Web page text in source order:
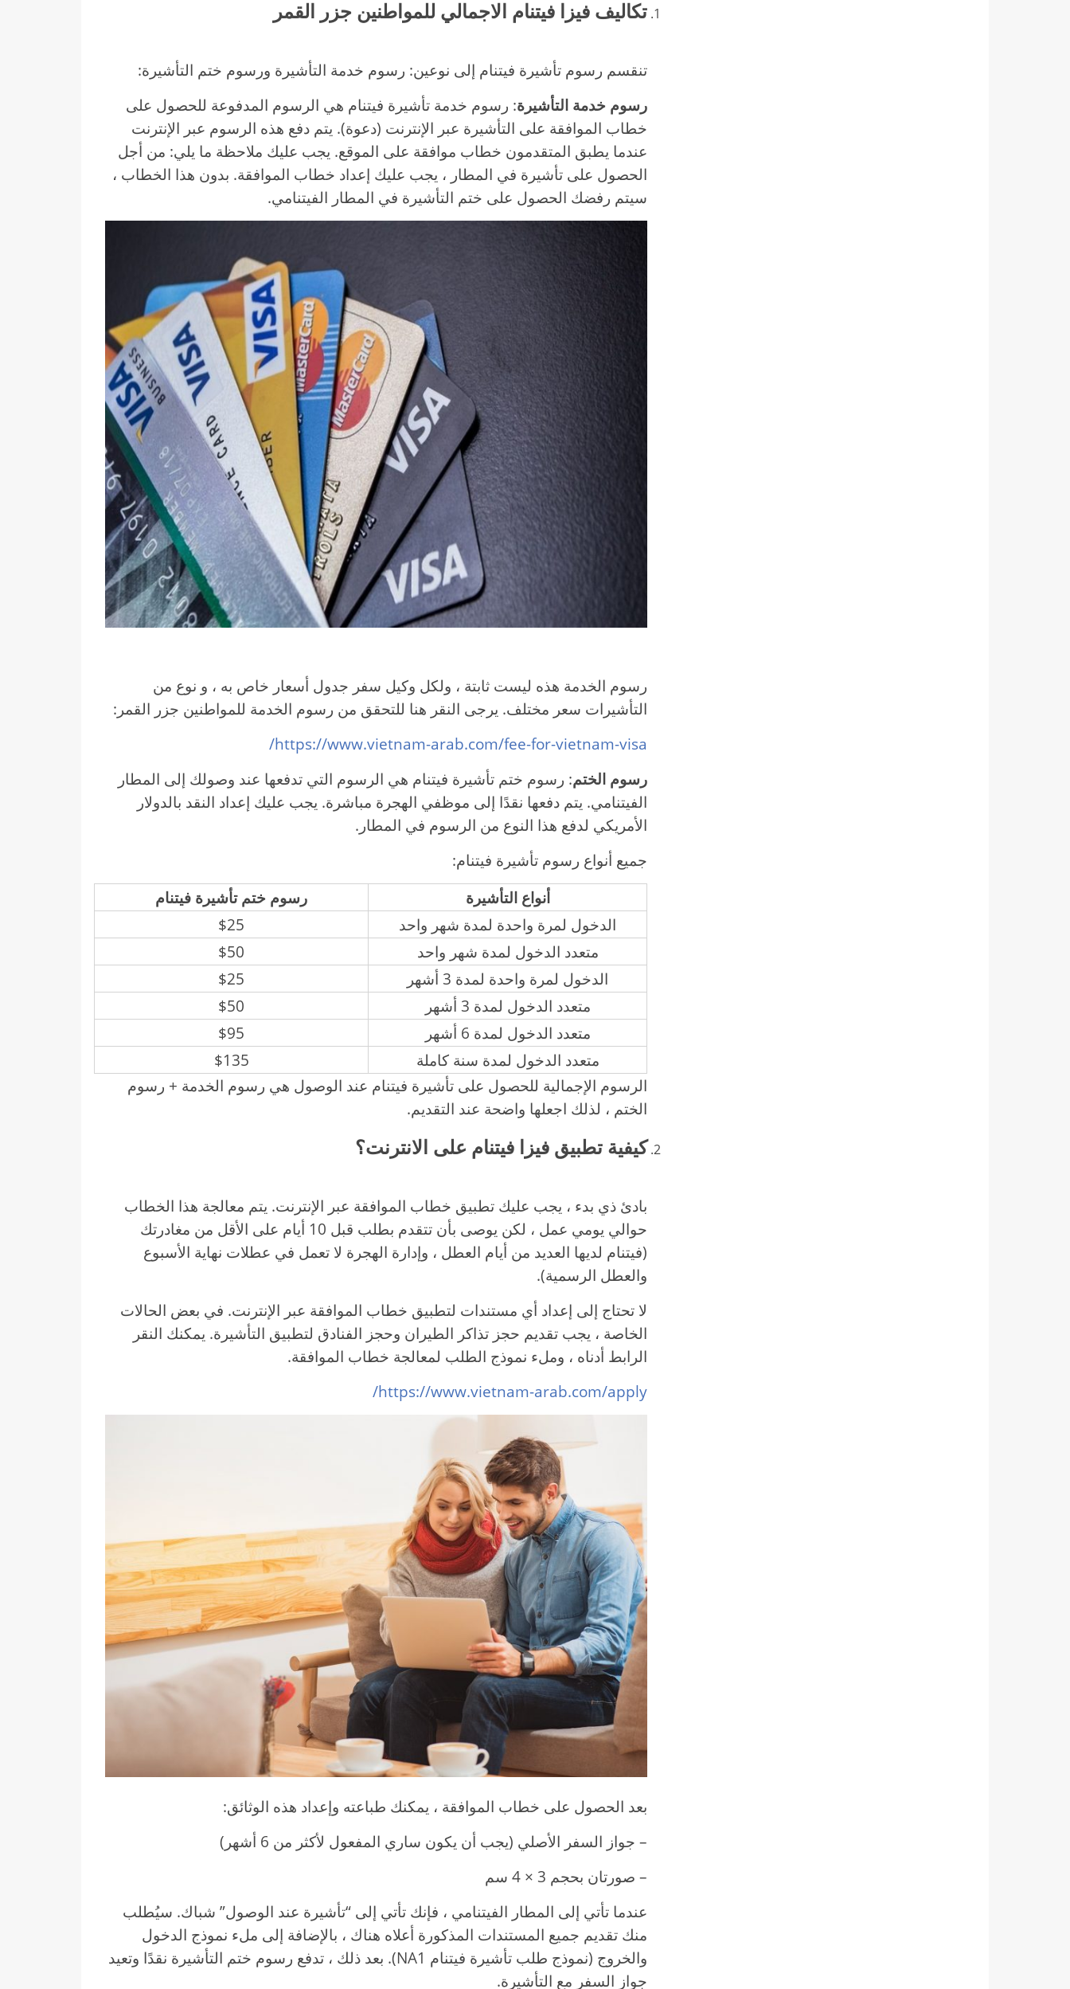
تكاليف فيزا فيتنام الاجمالي للمواطنين جزر القمر
تنقسم رسوم تأشيرة فيتنام إلى نوعين: رسوم خدمة التأشيرة ورسوم ختم التأشيرة:
رسوم خدمة التأشيرة: رسوم خدمة تأشيرة فيتنام هي الرسوم المدفوعة للحصول على
خطاب الموافقة على التأشيرة عبر الإنترنت (دعوة). يتم دفع هذه الرسوم عبر الإنترنت
عندما يطبق المتقدمون خطاب موافقة على الموقع. يجب عليك ملاحظة ما يلي: من أجل
الحصول على تأشيرة في المطار ، يجب عليك إعداد خطاب الموافقة. بدون هذا الخطاب ،
سيتم رفضك الحصول على ختم التأشيرة في المطار الفيتنامي.
رسوم الخدمة هذه ليست ثابتة ، ولكل وكيل سفر جدول أسعار خاص به ، و نوع من
التأشيرات سعر مختلف. يرجى النقر هنا للتحقق من رسوم الخدمة للمواطنين جزر القمر:
https://www.vietnam-arab.com/fee-for-vietnam-visa/
رسوم الختم: رسوم ختم تأشيرة فيتنام هي الرسوم التي تدفعها عند وصولك إلى المطار
الفيتنامي. يتم دفعها نقدًا إلى موظفي الهجرة مباشرة. يجب عليك إعداد النقد بالدولار
الأمريكي لدفع هذا النوع من الرسوم في المطار.
جميع أنواع رسوم تأشيرة فيتنام:
أنواع التأشيرة
رسوم ختم تأشيرة فيتنام
الدخول لمرة واحدة لمدة شهر واحد
$25
متعدد الدخول لمدة شهر واحد
$50
الدخول لمرة واحدة لمدة 3 أشهر
$25
متعدد الدخول لمدة 3 أشهر
$50
متعدد الدخول لمدة 6 أشهر
$95
متعدد الدخول لمدة سنة كاملة
$135
الرسوم الإجمالية للحصول على تأشيرة فيتنام عند الوصول هي رسوم الخدمة + رسوم
الختم ، لذلك اجعلها واضحة عند التقديم.
كيفية تطبيق فيزا فيتنام على الانترنت؟
بادئ ذي بدء ، يجب عليك تطبيق خطاب الموافقة عبر الإنترنت. يتم معالجة هذا الخطاب
حوالي يومي عمل ، لكن يوصى بأن تتقدم بطلب قبل 10 أيام على الأقل من مغادرتك
(فيتنام لديها العديد من أيام العطل ، وإدارة الهجرة لا تعمل في عطلات نهاية الأسبوع
والعطل الرسمية).
لا تحتاج إلى إعداد أي مستندات لتطبيق خطاب الموافقة عبر الإنترنت. في بعض الحالات
الخاصة ، يجب تقديم حجز تذاكر الطيران وحجز الفنادق لتطبيق التأشيرة. يمكنك النقر
الرابط أدناه ، وملء نموذج الطلب لمعالجة خطاب الموافقة.
https://www.vietnam-arab.com/apply/
بعد الحصول على خطاب الموافقة ، يمكنك طباعته وإعداد هذه الوثائق:
– جواز السفر الأصلي (يجب أن يكون ساري المفعول لأكثر من 6 أشهر)
– صورتان بحجم 3 × 4 سم
عندما تأتي إلى المطار الفيتنامي ، فإنك تأتي إلى “تأشيرة عند الوصول” شباك. سيُطلب
منك تقديم جميع المستندات المذكورة أعلاه هناك ، بالإضافة إلى ملء نموذج الدخول
والخروج (نموذج طلب تأشيرة فيتنام NA1). بعد ذلك ، تدفع رسوم ختم التأشيرة نقدًا وتعيد
جواز السفر مع التأشيرة.